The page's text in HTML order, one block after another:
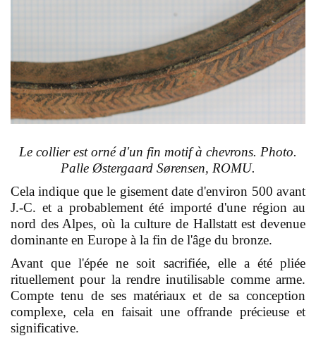
Le collier est orné d'un fin motif à chevrons. Photo.
Palle Østergaard Sørensen, ROMU.
Cela indique que le gisement date d'environ 500 avant
J.-C. et a probablement été importé d'une région au
nord des Alpes, où la culture de Hallstatt est devenue
dominante en Europe à la fin de l'âge du bronze.
Avant que l'épée ne soit sacrifiée, elle a été pliée
rituellement pour la rendre inutilisable comme arme.
Compte tenu de ses matériaux et de sa conception
complexe, cela en faisait une offrande précieuse et
significative.